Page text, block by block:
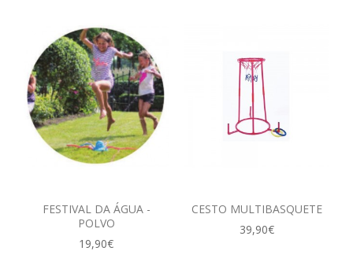
FESTIVAL DA ÁGUA -
POLVO
19,90€
CESTO MULTIBASQUETE
39,90€